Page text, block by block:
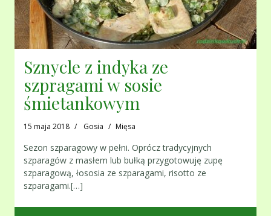
Sznycle z indyka ze
szpragami w sosie
śmietankowym
15 maja 2018 Gosia Mięsa
Sezon szparagowy w pełni. Oprócz tradycyjnych
szparagów z masłem lub bułką przygotowuję zupę
szparagową, łososia ze szparagami, risotto ze
szparagami.[…]